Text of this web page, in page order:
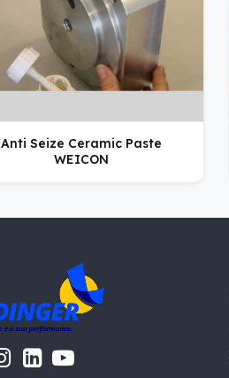
Anti Seize Ceramic Paste
WEICON